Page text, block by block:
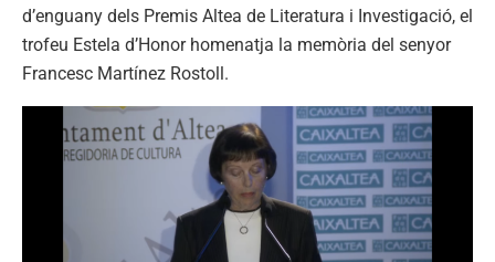
d’enguany dels Premis Altea de Literatura i Investigació, el
trofeu Estela d’Honor homenatja la memòria del senyor
Francesc Martínez Rostoll.